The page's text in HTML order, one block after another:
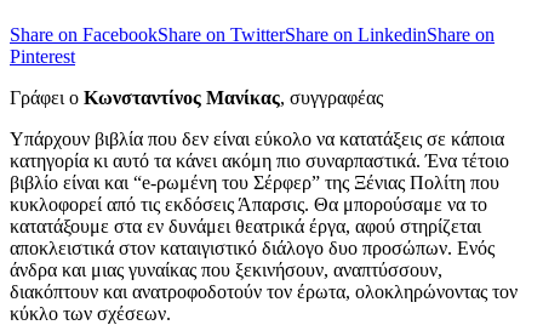
Share on FacebookShare on TwitterShare on LinkedinShare on
Pinterest
Γράφει ο Κωνσταντίνος Μανίκας, συγγραφέας
Υπάρχουν βιβλία που δεν είναι εύκολο να κατατάξεις σε κάποια
κατηγορία κι αυτό τα κάνει ακόμη πιο συναρπαστικά. Ένα τέτοιο
βιβλίο είναι και “e-ρωμένη του Σέρφερ” της Ξένιας Πολίτη που
κυκλοφορεί από τις εκδόσεις Άπαρσις. Θα μπορούσαμε να το
κατατάξουμε στα εν δυνάμει θεατρικά έργα, αφού στηρίζεται
αποκλειστικά στον καταιγιστικό διάλογο δυο προσώπων. Ενός
άνδρα και μιας γυναίκας που ξεκινήσουν, αναπτύσσουν,
διακόπτουν και ανατροφοδοτούν τον έρωτα, ολοκληρώνοντας τον
κύκλο των σχέσεων.